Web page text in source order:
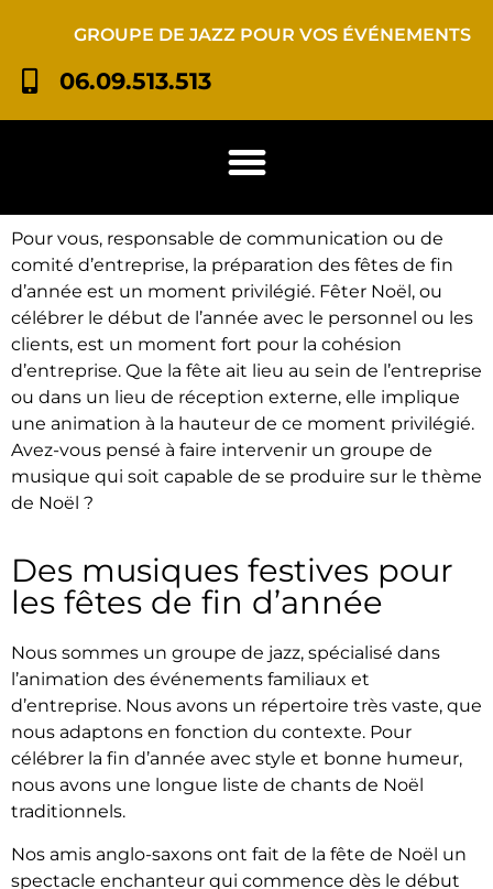
GROUPE DE JAZZ POUR VOS ÉVÉNEMENTS
06.09.513.513
Pour vous, responsable de communication ou de
comité d’entreprise, la préparation des fêtes de fin
d’année est un moment privilégié. Fêter Noël, ou
célébrer le début de l’année avec le personnel ou les
clients, est un moment fort pour la cohésion
d’entreprise. Que la fête ait lieu au sein de l’entreprise
ou dans un lieu de réception externe, elle implique
une animation à la hauteur de ce moment privilégié.
Avez-vous pensé à faire intervenir un groupe de
musique qui soit capable de se produire sur le thème
de Noël ?
Des musiques festives pour
les fêtes de fin d’année
Nous sommes un groupe de jazz, spécialisé dans
l’animation des événements familiaux et
d’entreprise. Nous avons un répertoire très vaste, que
nous adaptons en fonction du contexte. Pour
célébrer la fin d’année avec style et bonne humeur,
nous avons une longue liste de chants de Noël
traditionnels.
Nos amis anglo-saxons ont fait de la fête de Noël un
spectacle enchanteur qui commence dès le début